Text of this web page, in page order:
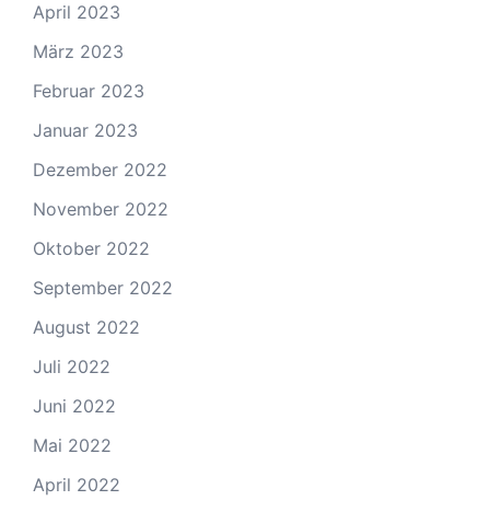
April 2023
März 2023
Februar 2023
Januar 2023
Dezember 2022
November 2022
Oktober 2022
September 2022
August 2022
Juli 2022
Juni 2022
Mai 2022
April 2022